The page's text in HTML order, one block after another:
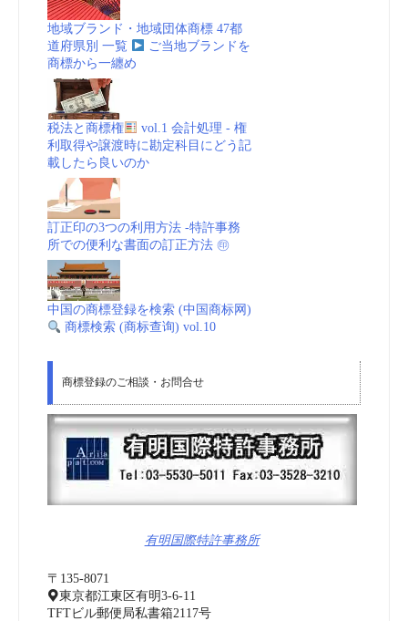
地域ブランド・地域団体商標 47都
道府県別 一覧
ご当地ブランドを
商標から一纏め
税法と商標権
vol.1 会計処理 - 権
利取得や譲渡時に勘定科目にどう記
載したら良いのか
訂正印の3つの利用方法 -特許事務
所での便利な書面の訂正方法 ㊞
中国の商標登録を検索 (中国商标网)
商標検索 (商标查询) vol.10
商標登録のご相談・お問合せ
有明国際特許事務所
〒135-8071
東京都江東区有明3-6-11
TFTビル郵便局私書箱2117号